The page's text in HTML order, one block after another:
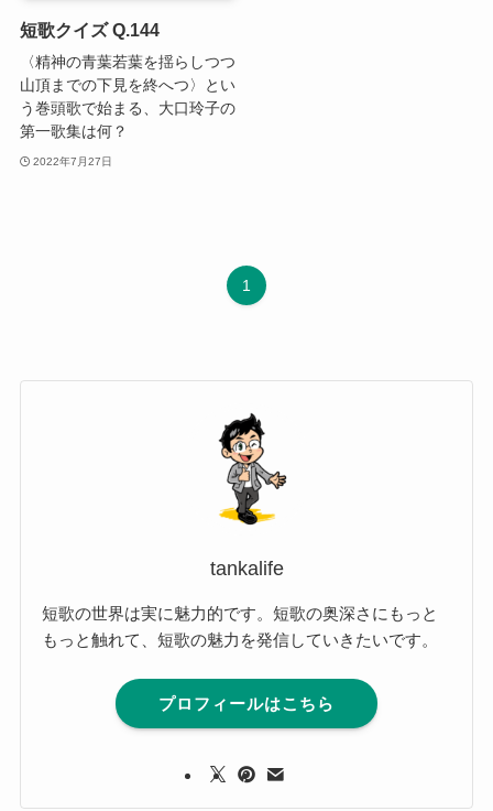
短歌クイズ Q.144
〈精神の青葉若葉を揺らしつつ
山頂までの下見を終へつ〉とい
う巻頭歌で始まる、大口玲子の
第一歌集は何？
2022年7月27日
1
tankalife
短歌の世界は実に魅力的です。短歌の奥深さにもっと
もっと触れて、短歌の魅力を発信していきたいです。
プロフィールはこちら